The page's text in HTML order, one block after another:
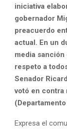
iniciativa
gobernador
preacuerdo
actual. En un
media
respeto a
Senador
votó en contra
Expresa el